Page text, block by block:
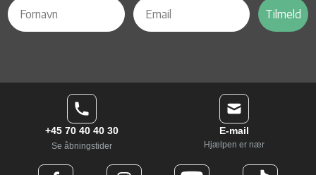
Tilmeld
+45 70 40 40 30
Se åbningstider
E-mail
Hjælpen er nær